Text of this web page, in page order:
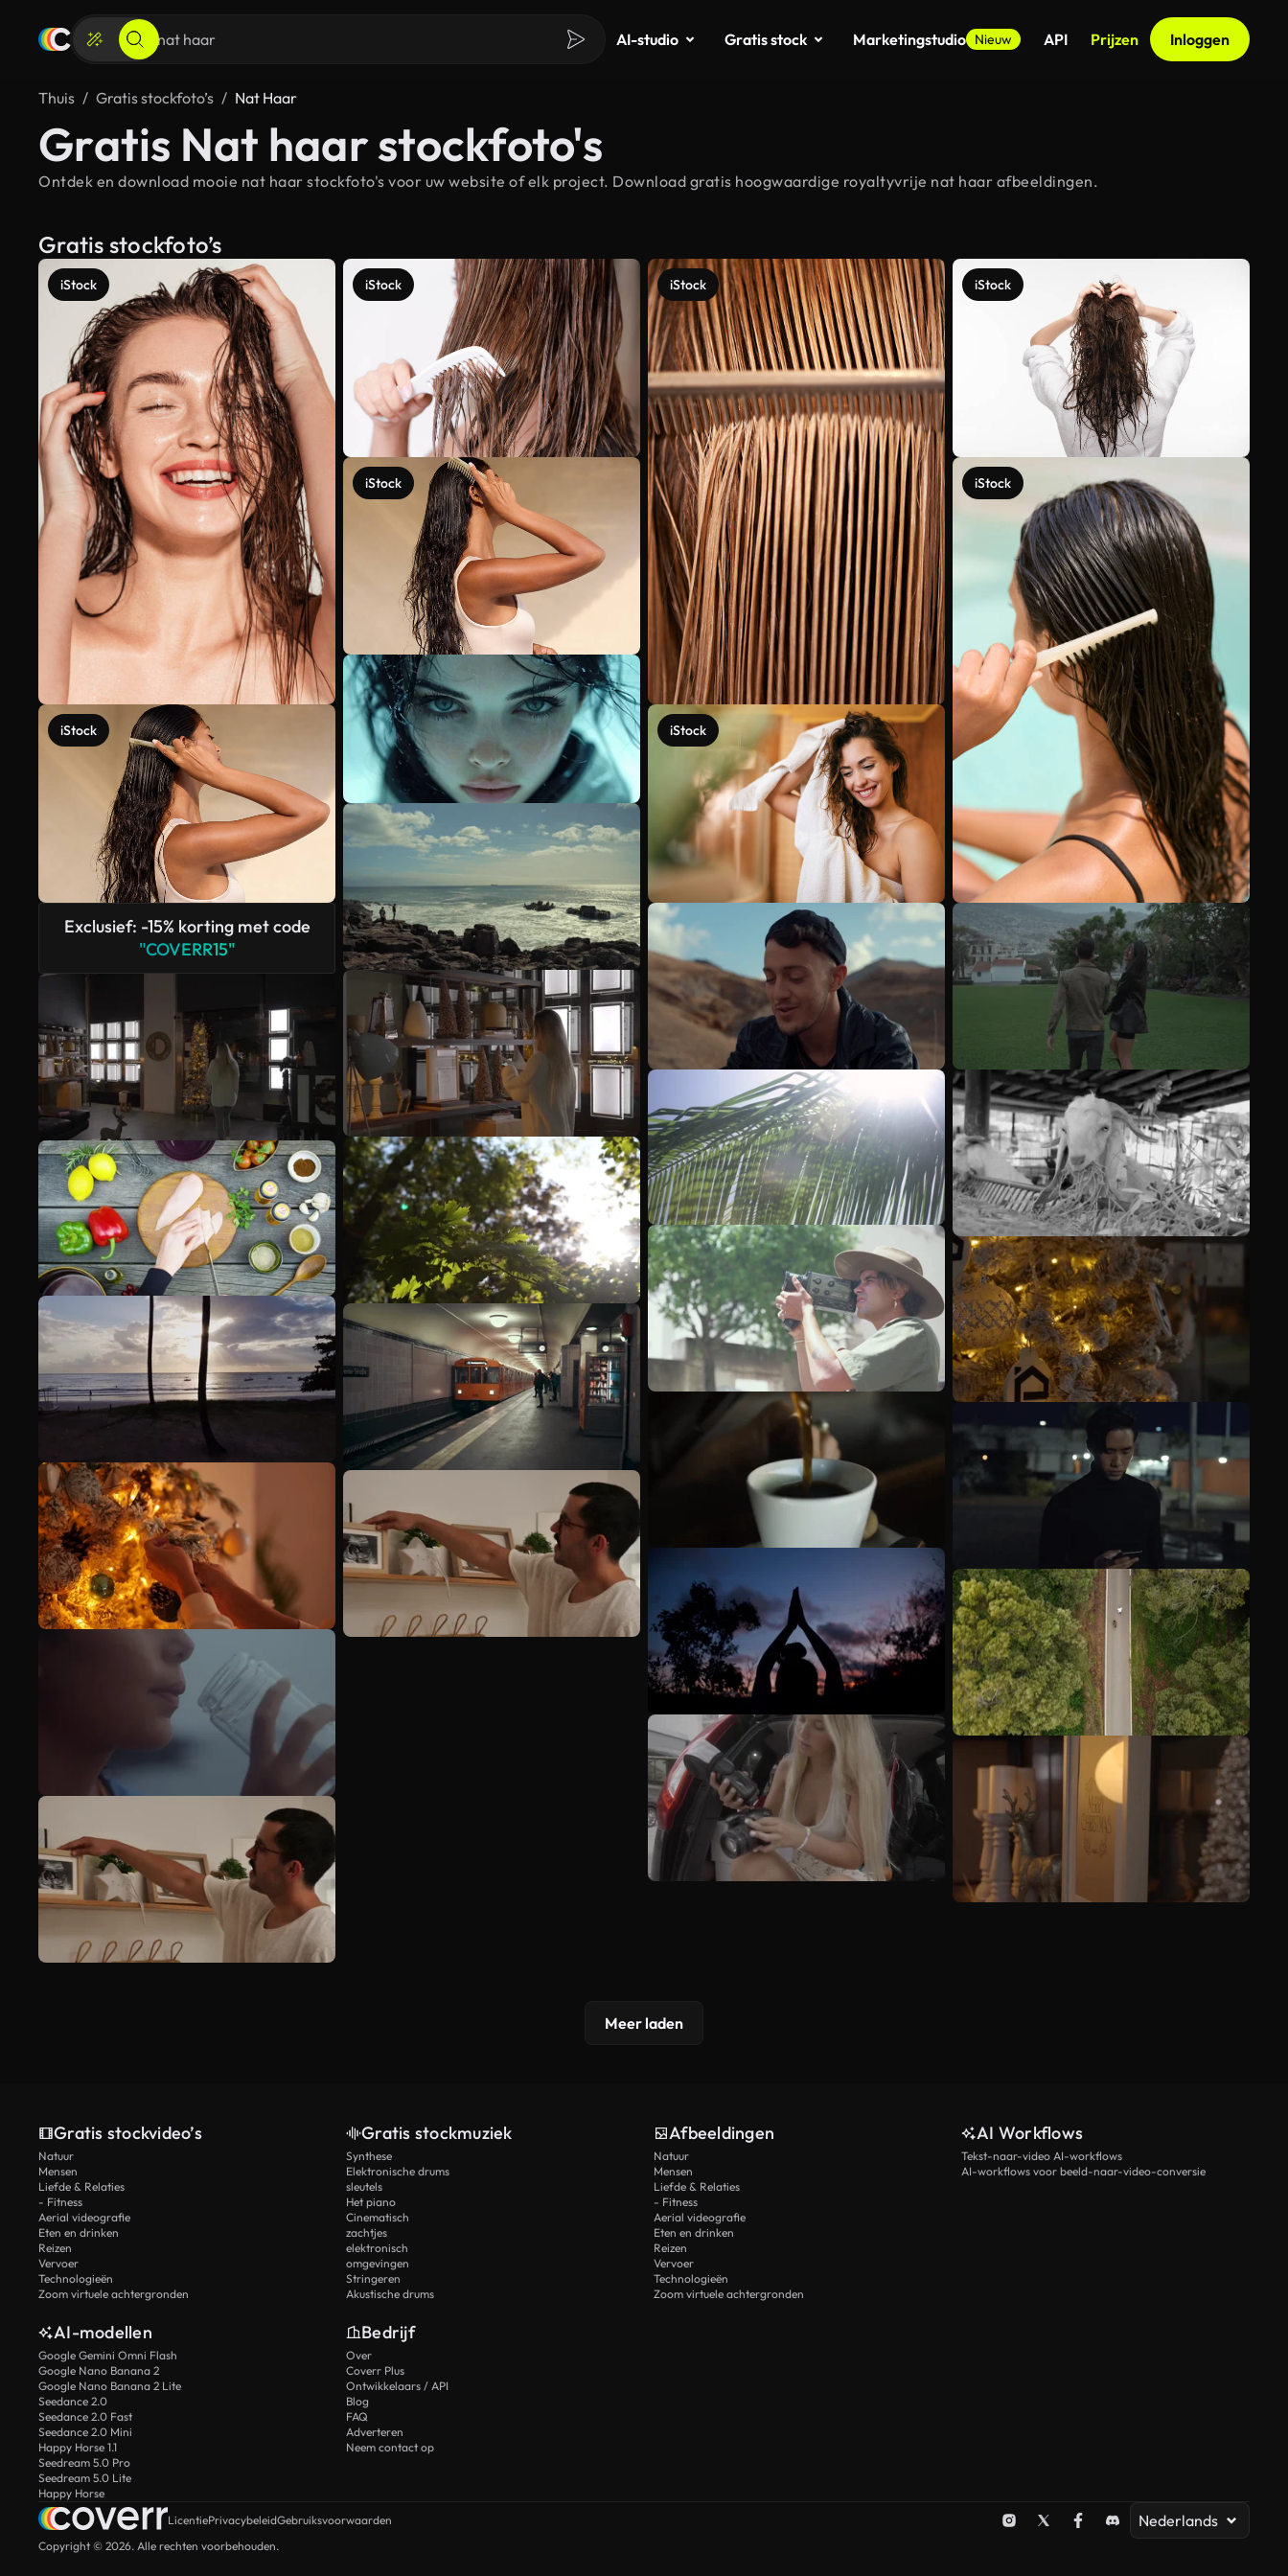
AI-studio Gratis stock Marketingstudio Nieuw API Prijzen Inloggen
Thuis Gratis stockfoto’s Nat Haar
Gratis Nat haar stockfoto's
Ontdek en download mooie nat haar stockfoto's voor uw website of elk project. Download gratis hoogwaardige royaltyvrije nat haar afbeeldingen.
Gratis stockfoto’s
iStock
iStock
Exclusief: -15% korting met code
"COVERR15"
iStock
iStock
iStock
iStock
iStock
iStock
Meer bekijken
Meer laden
Gratis stockvideo’s
Natuur
Mensen
Liefde & Relaties
- Fitness
Aerial videografie
Eten en drinken
Reizen
Vervoer
Technologieën
Zoom virtuele achtergronden
Gratis stockmuziek
Synthese
Elektronische drums
sleutels
Het piano
Cinematisch
zachtjes
elektronisch
omgevingen
Stringeren
Akustische drums
Afbeeldingen
Natuur
Mensen
Liefde & Relaties
- Fitness
Aerial videografie
Eten en drinken
Reizen
Vervoer
Technologieën
Zoom virtuele achtergronden
AI Workflows
Tekst-naar-video AI-workflows
AI-workflows voor beeld-naar-video-conversie
AI-modellen
Google Gemini Omni Flash
Google Nano Banana 2
Google Nano Banana 2 Lite
Seedance 2.0
Seedance 2.0 Fast
Seedance 2.0 Mini
Happy Horse 1.1
Seedream 5.0 Pro
Seedream 5.0 Lite
Happy Horse
Bedrijf
Over
Coverr Plus
Ontwikkelaars / API
Blog
FAQ
Adverteren
Neem contact op
LicentiePrivacybeleidGebruiksvoorwaarden Nederlands
Copyright © 2026. Alle rechten voorbehouden.